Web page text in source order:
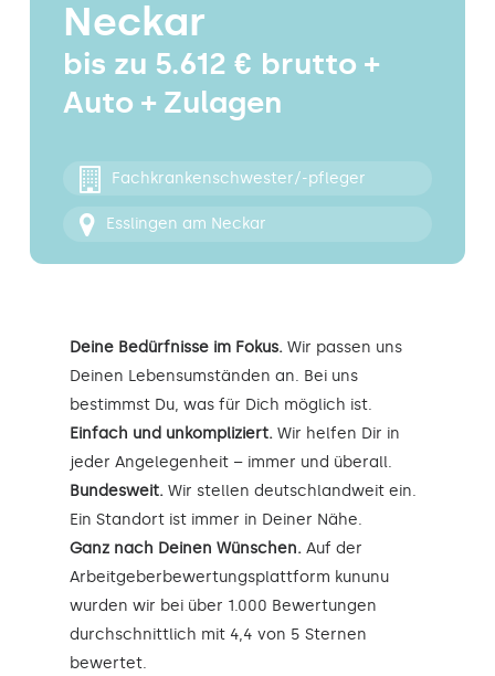
KontaktNeckar
bis zu 5.612 € brutto +
Auto + Zulagen
Fachkrankenschwester/-pfleger
Esslingen am Neckar
Deine Bedürfnisse im Fokus. Wir passen uns
Deinen Lebensumständen an. Bei uns
bestimmst Du, was für Dich möglich ist.
Einfach und unkompliziert. Wir helfen Dir in
jeder Angelegenheit – immer und überall.
Bundesweit. Wir stellen deutschlandweit ein.
Ein Standort ist immer in Deiner Nähe.
Ganz nach Deinen Wünschen. Auf der
Arbeitgeberbewertungsplattform kununu
wurden wir bei über 1.000 Bewertungen
durchschnittlich mit 4,4 von 5 Sternen
bewertet.